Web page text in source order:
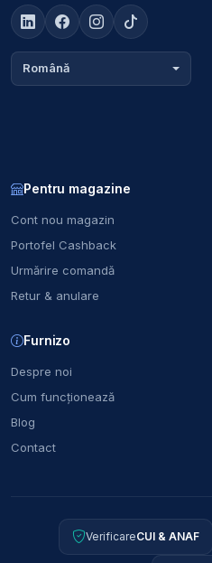
Română
Pentru magazine
Cont nou magazin
Portofel Cashback
Urmărire comandă
Retur & anulare
Furnizo
Despre noi
Cum funcționează
Blog
Contact
VerificareCUI & ANAF